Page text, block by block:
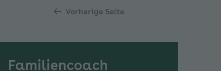
Vorherige Seite
Familiencoach